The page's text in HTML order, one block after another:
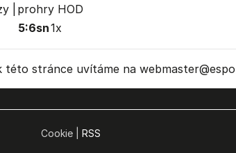
|
prohry HOD
5:6sn1x
této stránce uvítáme na webmaster
Cookie | RSS